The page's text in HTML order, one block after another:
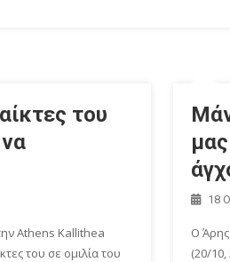
του
Athens Kallithea
του σε ομιλία του
18
Ο
(20/10,